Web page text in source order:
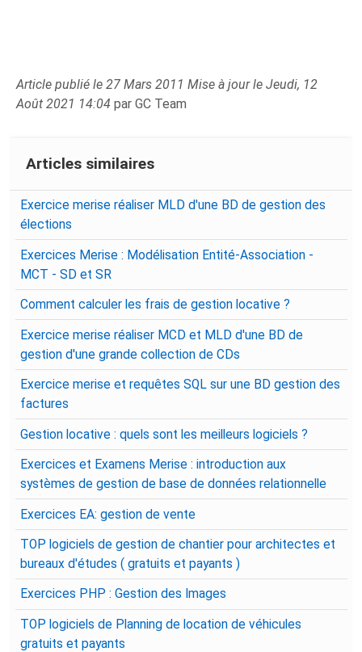
Article publié le 27 Mars 2011 Mise à jour le Jeudi, 12
Août 2021 14:04par GC Team
Articles similaires
Exercice merise réaliser MLD d'une BD de gestion des
élections
Exercices Merise : Modélisation Entité-Association -
MCT - SD et SR
Comment calculer les frais de gestion locative ?
Exercice merise réaliser MCD et MLD d'une BD de
gestion d'une grande collection de CDs
Exercice merise et requêtes SQL sur une BD gestion des
factures
Gestion locative : quels sont les meilleurs logiciels ?
Exercices et Examens Merise : introduction aux
systèmes de gestion de base de données relationnelle
Exercices EA: gestion de vente
TOP logiciels de gestion de chantier pour architectes et
bureaux d'études ( gratuits et payants )
Exercices PHP : Gestion des Images
TOP logiciels de Planning de location de véhicules
gratuits et payants